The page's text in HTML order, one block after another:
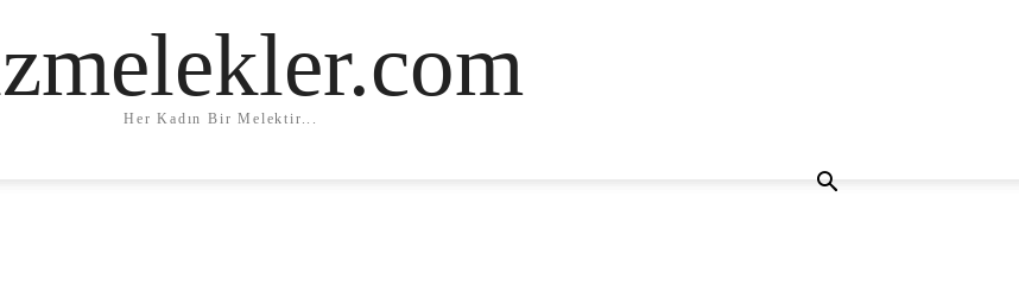
Her Kadın Bir Melektir...